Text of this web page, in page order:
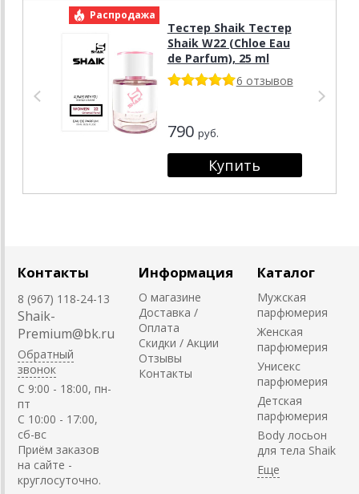
Распродажа
Тестер Shaik Тестер
Shaik W22 (Chloe Eau
de Parfum), 25 ml
6 отзывов
790 руб.
Контакты
8 (967) 118-24-13
Shaik-
Premium@bk.ru
Обратный
звонок
C 9:00 - 18:00, пн-
пт
С 10:00 - 17:00,
сб-вс
Приём заказов
на сайте -
круглосуточно.
Информация
О магазине
Доставка /
Оплата
Скидки / Акции
Отзывы
Контакты
Каталог
Мужская
парфюмерия
Женская
парфюмерия
Унисекс
парфюмерия
Детская
парфюмерия
Body лосьон
для тела Shaik